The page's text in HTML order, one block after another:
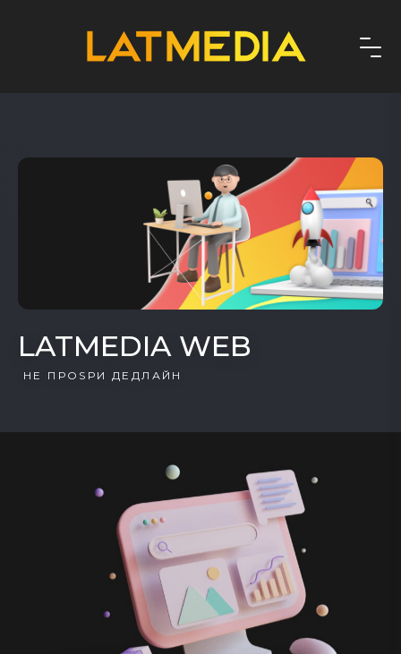
LATMEDIA WEB
НЕ ПРОSРИ ДЕДЛАЙН